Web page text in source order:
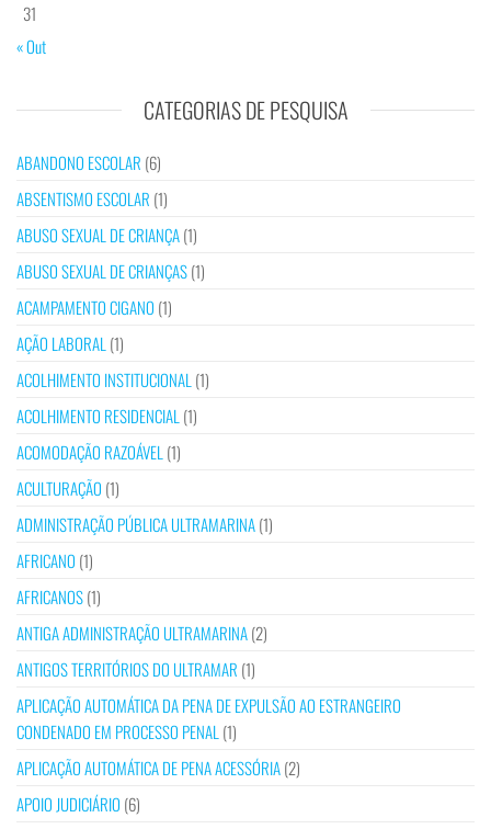
31
« Out
CATEGORIAS DE PESQUISA
ABANDONO ESCOLAR (6)
ABSENTISMO ESCOLAR (1)
ABUSO SEXUAL DE CRIANÇA(1)
ABUSO SEXUAL DE CRIANÇAS(1)
ACAMPAMENTO CIGANO (1)
AÇÃO LABORAL (1)
ACOLHIMENTO INSTITUCIONAL (1)
ACOLHIMENTO RESIDENCIAL (1)
ACOMODAÇÃO RAZOÁVEL (1)
ACULTURAÇÃO (1)
ADMINISTRAÇÃO PÚBLICA ULTRAMARINA(1)
AFRICANO (1)
AFRICANOS(1)
ANTIGA ADMINISTRAÇÃO ULTRAMARINA(2)
ANTIGOS TERRITÓRIOS DO ULTRAMAR (1)
APLICAÇÃO AUTOMÁTICA DA PENA DE EXPULSÃO AO ESTRANGEIRO
CONDENADO EM PROCESSO PENAL (1)
APLICAÇÃO AUTOMÁTICA DE PENA ACESSÓRIA(2)
APOIO JUDICIÁRIO (6)